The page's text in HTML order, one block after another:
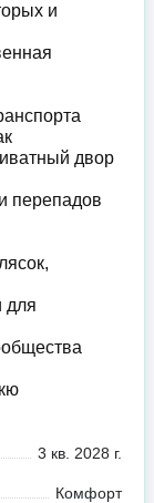
и
двор
перепадов
для
3 кв. 2028 г.
Комфорт